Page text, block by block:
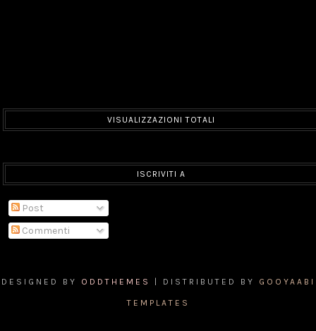
VISUALIZZAZIONI TOTALI
ISCRIVITI A
Post
Commenti
DESIGNED BY ODDTHEMES | DISTRIBUTED BY GOOYAABI
TEMPLATES